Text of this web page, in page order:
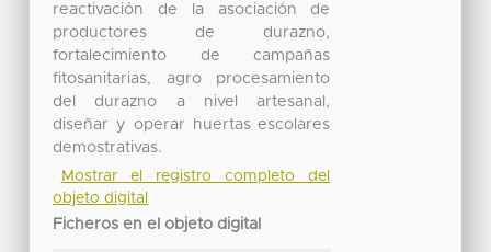
reactivación de la asociación de
productores de durazno,
fortalecimiento de campañas
fitosanitarias, agro procesamiento
del durazno a nivel artesanal,
diseñar y operar huertas escolares
demostrativas.
Mostrar el registro completo del
objeto digital
Ficheros en el objeto digital